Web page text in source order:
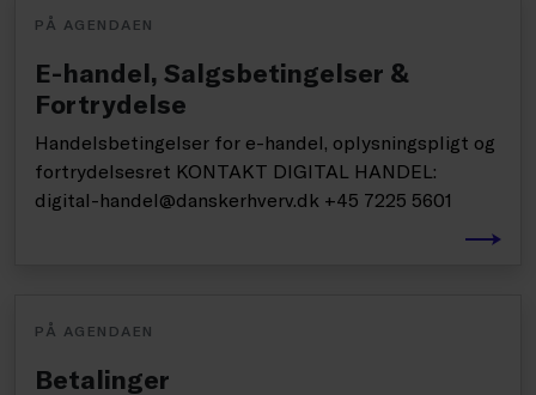
PÅ AGENDAEN
E-handel, Salgsbetingelser &
Fortrydelse
Handelsbetingelser for e-handel, oplysningspligt og
fortrydelsesret KONTAKT DIGITAL HANDEL:
digital-handel@danskerhverv.dk +45 7225 5601
PÅ AGENDAEN
Betalinger